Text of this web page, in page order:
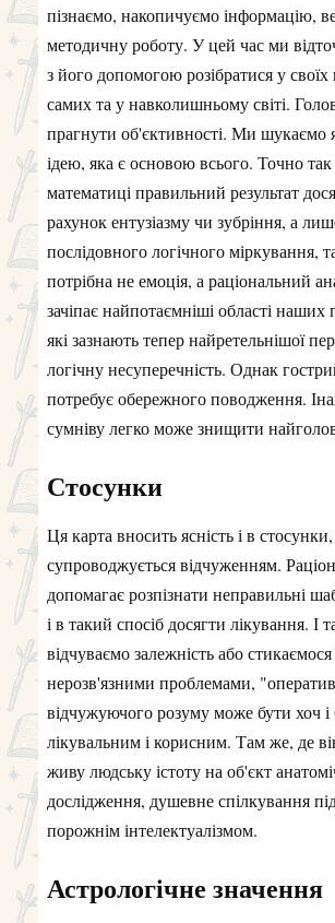
пізнаємо, накопичуємо інформацію,
методичну роботу. У цей час ми
з його допомогою розібратися у
самих та у навколишньому світі.
прагнути об'єктивності. Ми шукаємо
ідею, яка є основою всього. Точно
математиці правильний результат
рахунок ентузіазму чи зубріння, а
послідовного логічного міркування,
потрібна не емоція, а раціональний
зачіпає найпотаємніші області наших
які зазнають тепер найретельнішої
логічну несуперечність. Однак
потребує обережного поводження.
сумніву легко може знищити
Стосунки
Ця карта вносить ясність і в
супроводжується відчуженням.
допомагає розпізнати неправильні
і в такий спосіб досягти лікування. І
відчуваємо залежність або
нерозв'язними проблемами,
відчужуючого розуму може бути хоч
лікувальним і корисним. Там же, де
живу людську істоту на об'єкт
дослідження, душевне спілкування
порожнім інтелектуалізмом.
Астрологічне значення